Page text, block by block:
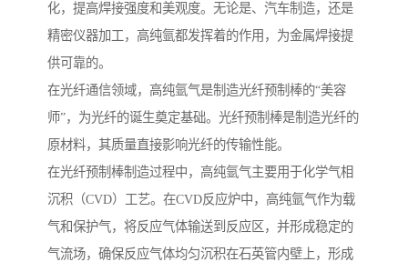
化，提高焊接强度和美观度。无论是、汽车制造，还是
精密仪器加工，高纯氩都发挥着的作用，为金属焊接提
供可靠的。
在光纤通信领域，高纯氩气是制造光纤预制棒的“美容
师”，为光纤的诞生奠定基础。光纤预制棒是制造光纤的
原材料，其质量直接影响光纤的传输性能。
在光纤预制棒制造过程中，高纯氩气主要用于化学气相
沉积（CVD）工艺。在CVD反应炉中，高纯氩气作为载
气和保护气，将反应气体输送到反应区，并形成稳定的
气流场，确保反应气体均匀沉积在石英管内壁上，形成